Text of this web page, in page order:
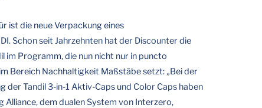
ist die neue Verpackung eines
Schon seit Jahrzehnten hat der Discounter die
im Programm, die nun nicht nur in puncto
Bereich Nachhaltigkeit Maßstäbe setzt: „Bei der
der Tandil 3-in-1 Aktiv-Caps und Color Caps haben
Alliance, dem dualen System von Interzero,